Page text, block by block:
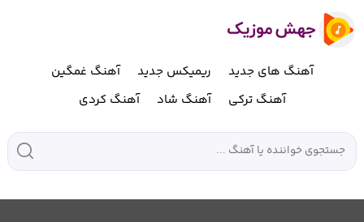
آهنگ های جدید ریمیکس جدید
آهنگ غمگین
آهنگ ترکی
آهنگ شاد آهنگ کردی